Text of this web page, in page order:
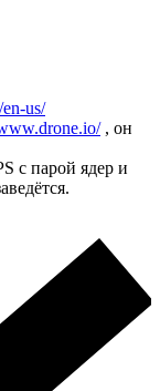
us/
, он
c парой ядер и